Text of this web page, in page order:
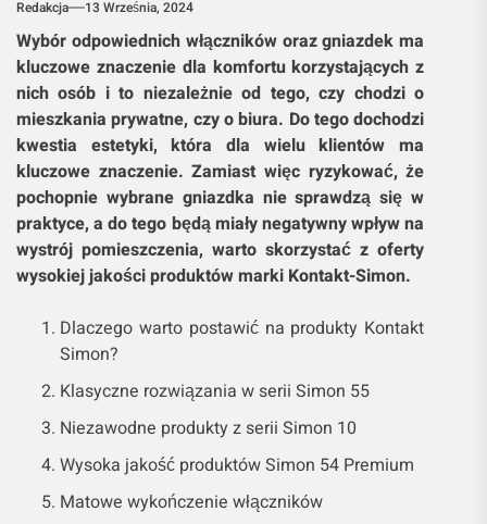
Redakcja 13 Września, 2024
Wybór odpowiednich włączników oraz gniazdek ma
kluczowe znaczenie dla komfortu korzystających z
nich osób i to niezależnie od tego, czy chodzi o
mieszkania prywatne, czy o biura. Do tego dochodzi
kwestia estetyki, która dla wielu klientów ma
kluczowe znaczenie. Zamiast więc ryzykować, że
pochopnie wybrane gniazdka nie sprawdzą się w
praktyce, a do tego będą miały negatywny wpływ na
wystrój pomieszczenia, warto skorzystać z oferty
wysokiej jakości produktów marki Kontakt-Simon.
Dlaczego warto postawić na produkty Kontakt
Simon?
Klasyczne rozwiązania w serii Simon 55
Niezawodne produkty z serii Simon 10
Wysoka jakość produktów Simon 54 Premium
Matowe wykończenie włączników